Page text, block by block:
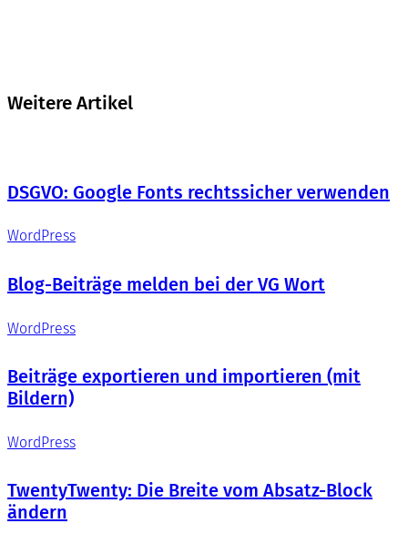
Weitere Artikel
DSGVO: Google Fonts rechtssicher verwenden
WordPress
Blog-Beiträge melden bei der VG Wort
WordPress
Beiträge exportieren und importieren (mit
Bildern)
WordPress
TwentyTwenty: Die Breite vom Absatz-Block
ändern